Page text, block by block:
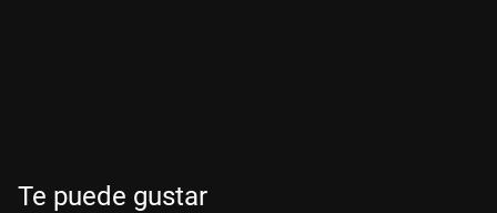
Te puede gustar